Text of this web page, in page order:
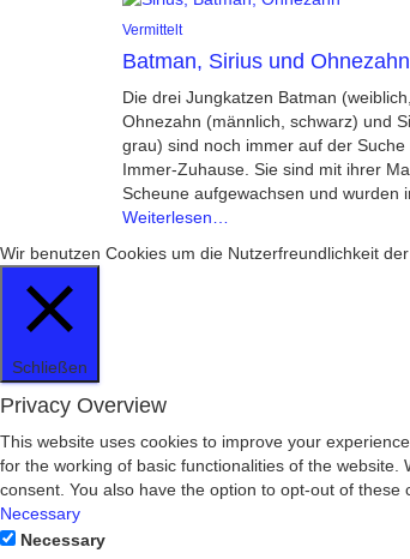
Vermittelt
Batman, Sirius und
Die drei Jungkatzen Batman
Ohnezahn (männlich, schwarz) und
grau) sind noch immer auf der
Immer-Zuhause. Sie sind mit ihrer
Scheune aufgewachsen und wurden
Weiterlesen…
Wir benutzen Cookies um die Nutzerfreundlichkeit
Schließen
Privacy Overview
This website uses cookies to improve your
for the working of basic functionalities of the
consent. You also have the option to opt-out of
Necessary
Necessary